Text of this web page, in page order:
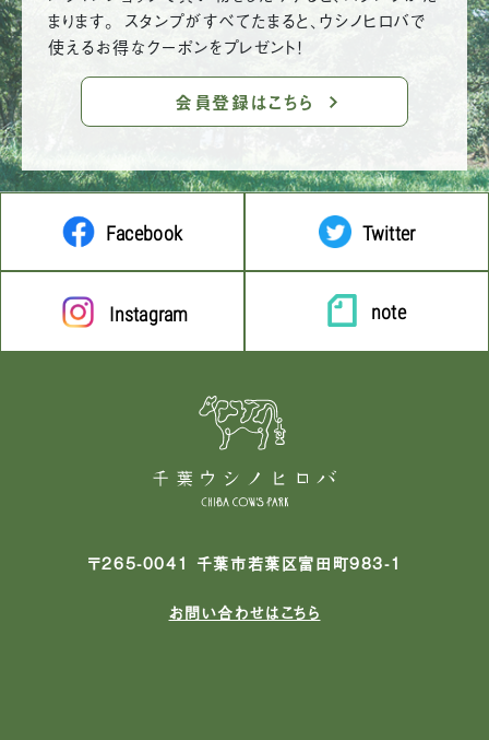
まります。 スタンプがすべてたまると、ウシノヒロバで
使えるお得なクーポンをプレゼント！
会員登録はこちら
Facebook Twitter
Instagram note
〒265-0041 千葉市若葉区富田町983-1
お問い合わせはこちら